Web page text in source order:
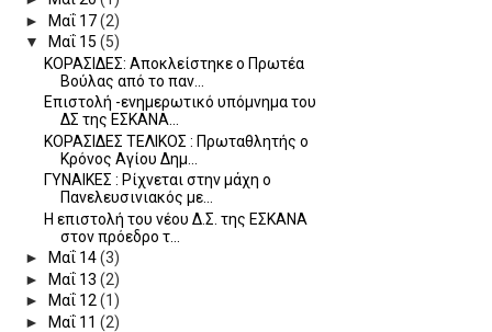
►
Μαΐ 17(2)
▼
Μαΐ 15(5)
ΚΟΡΑΣΙΔΕΣ: Αποκλείστηκε ο Πρωτέα
Βούλας από το παν...
Επιστολή -ενημερωτικό υπόμνημα του
ΔΣ της ΕΣΚΑΝΑ...
ΚΟΡΑΣΙΔΕΣ ΤΕΛΙΚΟΣ : Πρωταθλητής ο
Κρόνος Αγίου Δημ...
ΓΥΝΑΙΚΕΣ : Ρίχνεται στην μάχη ο
Πανελευσινιακός με...
Η επιστολή του νέου Δ.Σ. της ΕΣΚΑΝΑ
στον πρόεδρο τ...
►
Μαΐ 14(3)
►
Μαΐ 13(2)
►
Μαΐ 12(1)
►
Μαΐ 11(2)